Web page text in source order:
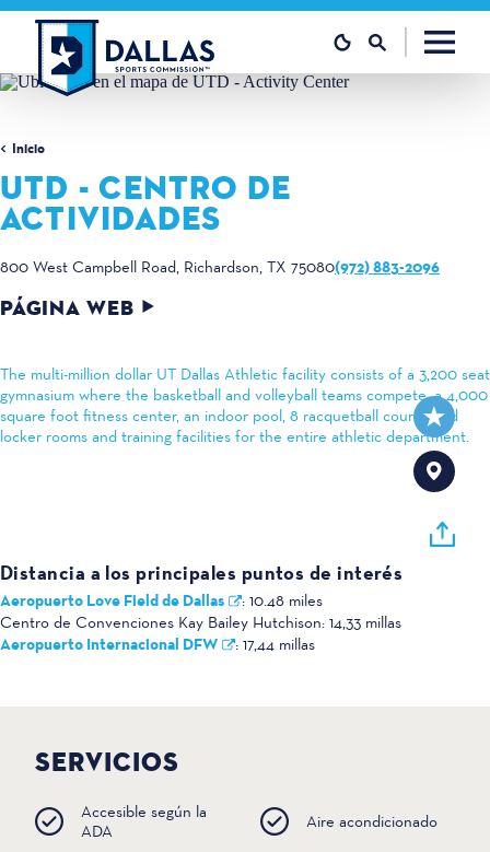
Ir al contenido
Inicio
UTD - CENTRO DE
ACTIVIDADES
800 West Campbell Road Richardson, TX 75080(972) 883-2096
PÁGINA WEB
The multi-million dollar UT Dallas Athletic facility consists of a 3,200 seat
gymnasium where the basketball and volleyball teams compete, a 4,000
square foot fitness center, an indoor pool, 8 racquetball courts, and
locker rooms and training facilities for the entire athletic department.
Distancia a los principales puntos de interés
Aeropuerto Love Field de Dallas : 10.48 miles
Centro de Convenciones Kay Bailey Hutchison: 14,33 millas
Aeropuerto Internacional DFW : 17,44 millas
SERVICIOS
Accesible según la
ADA
Aire acondicionado